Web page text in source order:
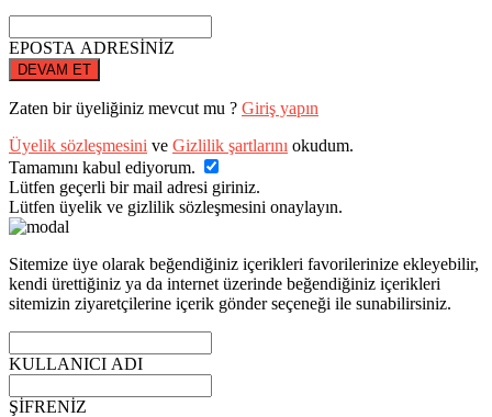
EPOSTA ADRESİNİZ
DEVAM ET
Zaten bir üyeliğiniz mevcut mu ? Giriş yapın
Üyelik sözleşmesini ve Gizlilik şartlarını okudum.
Tamamını kabul ediyorum.
Lütfen geçerli bir mail adresi giriniz.
Lütfen üyelik ve gizlilik sözleşmesini onaylayın.
Sitemize üye olarak beğendiğiniz içerikleri favorilerinize ekleyebilir,
kendi ürettiğiniz ya da internet üzerinde beğendiğiniz içerikleri
sitemizin ziyaretçilerine içerik gönder seçeneği ile sunabilirsiniz.
KULLANICI ADI
ŞİFRENİZ